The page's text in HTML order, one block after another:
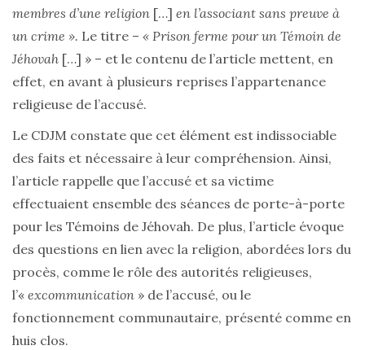
membres d’une religion […] en l’associant sans preuve à
un crime ». Le titre – « Prison ferme pour un Témoin de
Jéhovah […] » – et le contenu de l’article mettent, en
effet, en avant à plusieurs reprises l’appartenance
religieuse de l’accusé.
Le CDJM constate que cet élément est indissociable
des faits et nécessaire à leur compréhension. Ainsi,
l’article rappelle que l’accusé et sa victime
effectuaient ensemble des séances de porte-à-porte
pour les Témoins de Jéhovah. De plus, l’article évoque
des questions en lien avec la religion, abordées lors du
procès, comme le rôle des autorités religieuses,
l’« excommunication » de l’accusé, ou le
fonctionnement communautaire, présenté comme en
huis clos.